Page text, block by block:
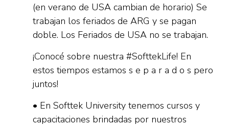
(en verano de USA cambian de horario) Se
trabajan los feriados de ARG y se pagan
doble. Los Feriados de USA no se trabajan.
¡Conocé sobre nuestra #SofttekLife! En
estos tiempos estamos s e p a r a d o s pero
juntos!
• En Softtek University tenemos cursos y
capacitaciones brindadas por nuestros